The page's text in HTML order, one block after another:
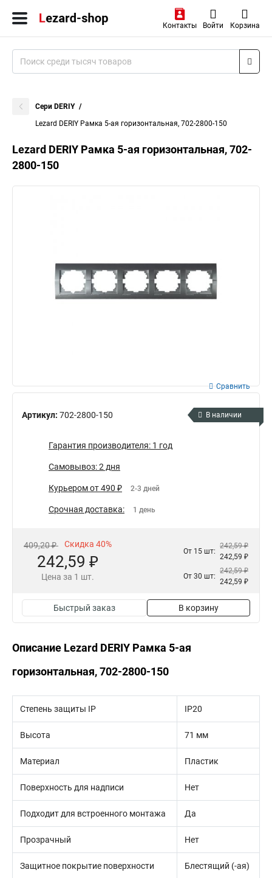
Контакты Войти Корзина
Сери DERIY
Lezard DERIY Рамка 5-ая горизонтальная, 702-2800-150
Lezard DERIY Рамка 5-ая горизонтальная, 702-
2800-150
Артикул: 702-2800-150
Сравнить
В наличии
Гарантия производителя: 1 год
Самовывоз: 2 дня
Курьером от 490 ₽ 2-3 дней
Срочная доставка: 1 день
409,20 ₽ Скидка 40%
242,59 ₽
Цена за 1 шт.
От 15 шт:
242,59 ₽
242,59 ₽
От 30 шт:
242,59 ₽
242,59 ₽
Быстрый заказ В корзину
Описание Lezard DERIY Рамка 5-ая
горизонтальная, 702-2800-150
Степень защиты IP IP20
Высота 71 мм
Материал Пластик
Поверхность для надписи Нет
Подходит для встроенного монтажа Да
Прозрачный Нет
Защитное покрытие поверхности Блестящий (-ая)